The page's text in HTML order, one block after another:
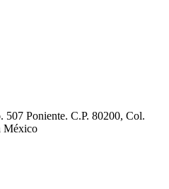
Poniente. C.P. 80200, Col.
México